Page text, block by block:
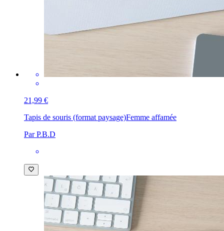
21,99 €
Tapis de souris (format paysage)Femme affamée
Par P.B.D